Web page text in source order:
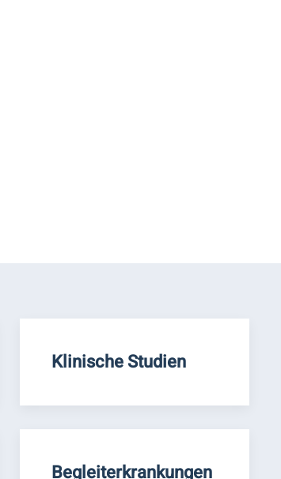
Klinische Studien
Begleiterkrankungen